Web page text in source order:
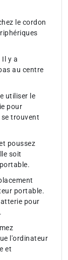
le cordon
y a
au centre
utiliser le
pour
trouvent
poussez
soit
portable.
pour
l'ordinateur
et